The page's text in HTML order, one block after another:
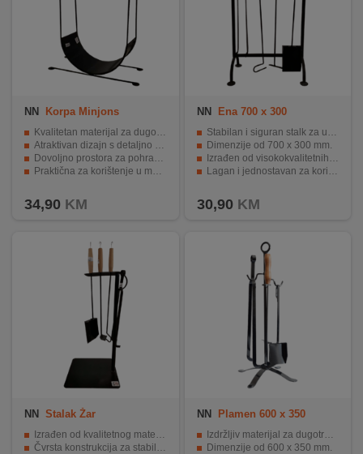
NN Korpa Minjons
Kvalitetan materijal za dugotrajnost i pouzdanost.
Atraktivan dizajn s detaljno izrađenim likom.
Dovoljno prostora za pohranu raznih stvari.
Praktična za korištenje u mnogim prigodama.
34,90 KM
NN Ena 700 x 300
Stabilan i siguran stalk za upotrebu.
Dimenzije od 700 x 300 mm.
Izrađen od visokokvalitetnih materijala.
Lagan i jednostavan za korištenje.
30,90 KM
NN Stalak Žar
Izrađen od kvalitetnog materijala
Čvrsta konstrukcija za stabilnost
NN Plamen 600 x 350
Izdržljiv materijal za dugotrajnu upotrebu.
Dimenzije od 600 x 350 mm.